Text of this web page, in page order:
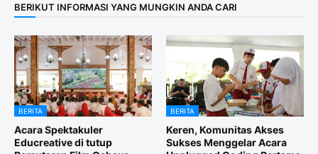
BERIKUT INFORMASI YANG MUNGKIN ANDA CARI
BERITA
Acara Spektakuler
Educreative di tutup
BERITA
Keren, Komunitas Akses
Sukses Menggelar Acara